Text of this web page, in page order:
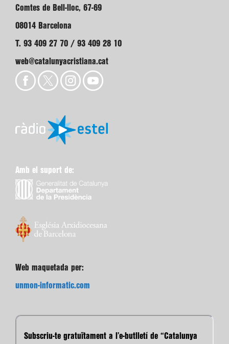
Comtes de Bell-lloc, 67-69
08014 Barcelona
T. 93 409 27 70 / 93 409 28 10
web@catalunyacristiana.cat
Amb el suport de:
Web maquetada per:
unmon-informatic.com
Subscriu-te gratuïtament a l’e-butlletí de “Catalunya